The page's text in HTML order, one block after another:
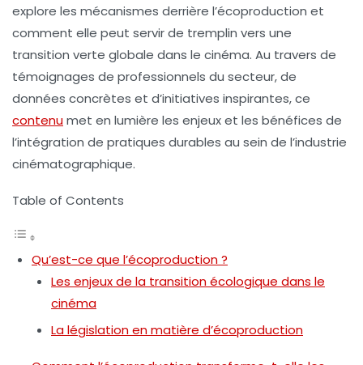
explore les mécanismes derrière l’écoproduction et
comment elle peut servir de tremplin vers une
transition verte globale dans le cinéma. Au travers de
témoignages de professionnels du secteur, de
données concrètes et d’initiatives inspirantes, ce
contenumet en lumière les enjeux et les bénéfices de
l’intégration de pratiques durables au sein de l’industrie
cinématographique.
Table of Contents
Qu’est-ce que l’écoproduction ?
Les enjeux de la transition écologique dans le
cinéma
La législation en matière d’écoproduction